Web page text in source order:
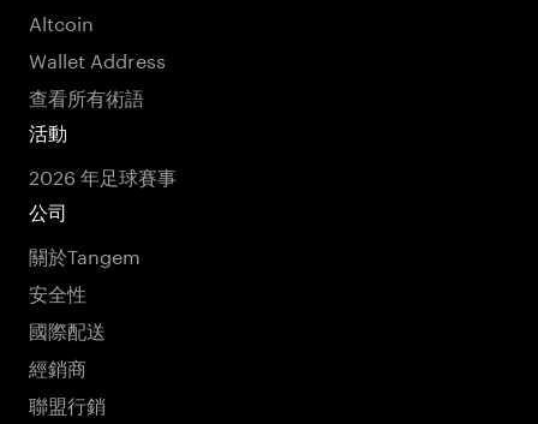
Altcoin
Wallet Address
查看所有術語
活動
2026 年足球賽事
公司
關於Tangem
安全性
國際配送
經銷商
聯盟行銷